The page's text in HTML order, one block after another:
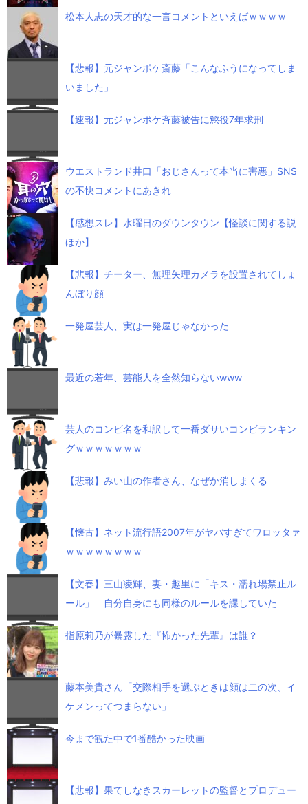
松本人志の天才的な一言コメントといえばｗｗｗｗ
【悲報】元ジャンポケ斎藤「こんなふうになってしま
いました」
【速報】元ジャンポケ斉藤被告に懲役7年求刑
ウエストランド井口「おじさんって本当に害悪」SNS
の不快コメントにあきれ
【感想スレ】水曜日のダウンタウン【怪談に関する説
ほか】
【悲報】チーター、無理矢理カメラを設置されてしょ
んぼり顔
一発屋芸人、実は一発屋じゃなかった
最近の若年、芸能人を全然知らないwww
芸人のコンビ名を和訳して一番ダサいコンビランキン
グｗｗｗｗｗｗｗ
【悲報】みい山の作者さん、なぜか消しまくる
【懐古】ネット流行語2007年がヤバすぎてワロッタァ
ｗｗｗｗｗｗｗｗ
【文春】三山凌輝、妻・趣里に「キス・濡れ場禁止ル
ール」 自分自身にも同様のルールを課していた
指原莉乃が暴露した『怖かった先輩』は誰？
藤本美貴さん「交際相手を選ぶときは顔は二の次、イ
ケメンってつまらない」
今まで観た中で1番酷かった映画
【悲報】果てしなきスカーレットの監督とプロデュー